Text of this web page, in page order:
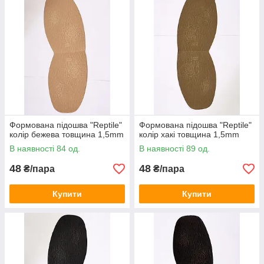
Доступні ціни та швидка доставка замовлень по Україні.
Дивитися асортимент
ТОП-продажів: формована
Формована підошва "Reptile"
колір бежева товщина 1,5mm
В наявності 84 од.
48 ₴/пара
Купити
Формована підошва "Reptile"
колір хакі товщина 1,5mm
В наявності 89 од.
48 ₴/пара
Купити